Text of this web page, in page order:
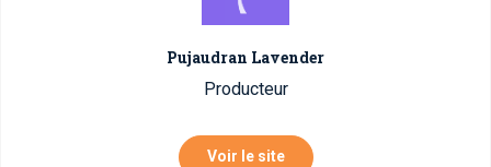
Pujaudran Lavender
Producteur
Voir le site